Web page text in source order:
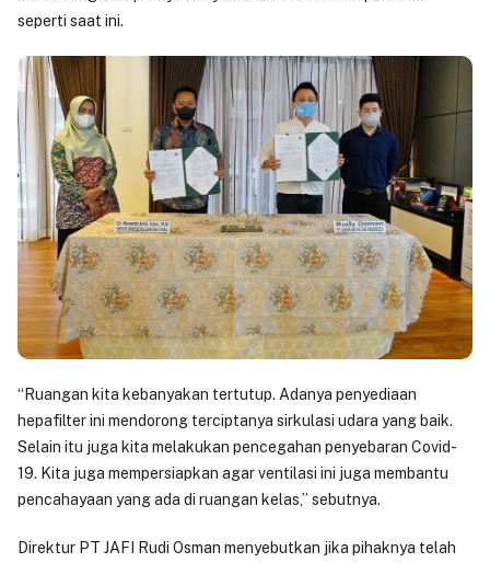
seperti saat ini.
“Ruangan kita kebanyakan tertutup. Adanya penyediaan
hepafilter ini mendorong terciptanya sirkulasi udara yang baik.
Selain itu juga kita melakukan pencegahan penyebaran Covid-
19. Kita juga mempersiapkan agar ventilasi ini juga membantu
pencahayaan yang ada di ruangan kelas,” sebutnya.
Direktur PT JAFI Rudi Osman menyebutkan jika pihaknya telah